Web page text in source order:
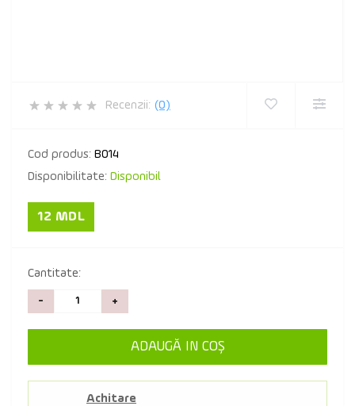
Recenzii: (0)
Cod produs: B014
Disponibilitate: Disponibil
12 MDL
Cantitate:
- +
ADAUGĂ IN COŞ
Achitare